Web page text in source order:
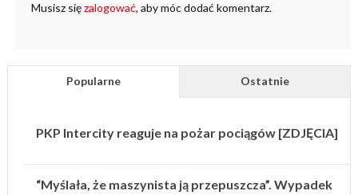
Musisz sięzalogować, aby móc dodać komentarz.
Popularne Ostatnie
PKP Intercity reaguje na pożar pociągów [ZDJĘCIA]
“Myślała, że maszynista ją przepuszcza”. Wypadek